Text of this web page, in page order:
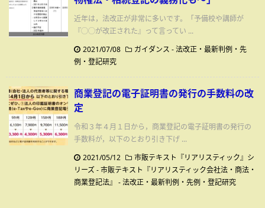
近年は，法改正が非常に多いです。「予備校や講師が
『◯◯が改正された』って言ってい ...
2021/07/08
ガイダンス -法改正・最新判例・先
例・登記研究
商業登記の電子証明書の発行の手数料の改
定
令和３年４月１日から，商業登記の電子証明書の発行の
手数料が，以下のとおり引き下げ ...
2021/05/12
市販テキスト『リアリスティック』シ
リーズ - 市販テキスト『リアリスティック会社法・商法・
商業登記法』 -法改正・最新判例・先例・登記研究